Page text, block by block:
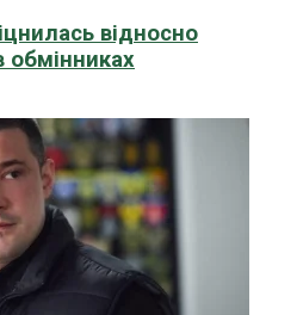
відносно
обмінниках